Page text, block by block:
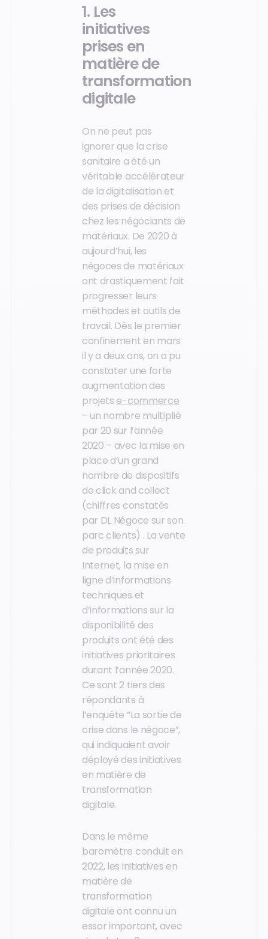
1. Les
initiatives
prises en
matière de
transformation
digitale
On ne peut pas
ignorer que la crise
sanitaire a été un
véritable accélérateur
de la digitalisation et
des prises de décision
chez les négociants de
matériaux. De 2020 à
aujourd’hui, les
négoces de matériaux
ont drastiquement fait
progresser leurs
méthodes et outils de
travail. Dès le premier
confinement en mars
il y a deux ans, on a pu
constater une forte
augmentation des
projets e-commerce
– un nombre multiplié
par 20 sur l’année
2020 – avec la mise en
place d’un grand
nombre de dispositifs
de click and collect
(chiffres constatés
par DL Négoce sur son
parc clients) . La vente
de produits sur
Internet, la mise en
ligne d’informations
techniques et
d’informations sur la
disponibilité des
produits ont été des
initiatives prioritaires
durant l’année 2020.
Ce sont 2 tiers des
répondants à
l’enquête “La sortie de
crise dans le négoce”,
qui indiquaient avoir
déployé des initiatives
en matière de
transformation
digitale.
Dans le même
baromètre conduit en
2022, les initiatives en
matière de
transformation
digitale ont connu un
essor important, avec